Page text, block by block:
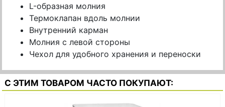
L-образная молния
Термоклапан вдоль молнии
Внутренний карман
Молния с левой стороны
Чехол для удобного хранения и переноски
С ЭТИМ ТОВАРОМ ЧАСТО ПОКУПАЮТ: